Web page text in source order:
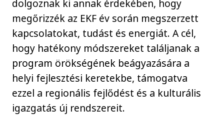
dolgoznak ki annak érdekében, hogy
megőrizzék az EKF év során megszerzett
kapcsolatokat, tudást és energiát. A cél,
hogy hatékony módszereket találjanak a
program örökségének beágyazására a
helyi fejlesztési keretekbe, támogatva
ezzel a regionális fejlődést és a kulturális
igazgatás új rendszereit.